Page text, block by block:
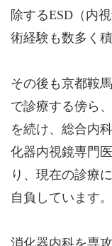
除するESD（内
術経験も数多く
その後も京都鞍
で診療する傍ら
を続け、総合内
化器内視鏡専門医
り、現在の診療
自負しています。
消化器内科を専